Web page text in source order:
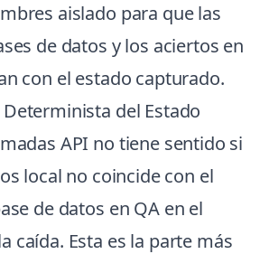
aislado para que las
de datos y los aciertos en
con el estado capturado.
del Estado
API no tiene sentido si
local no coincide con el
de datos en QA en el
caída. Esta es la parte más